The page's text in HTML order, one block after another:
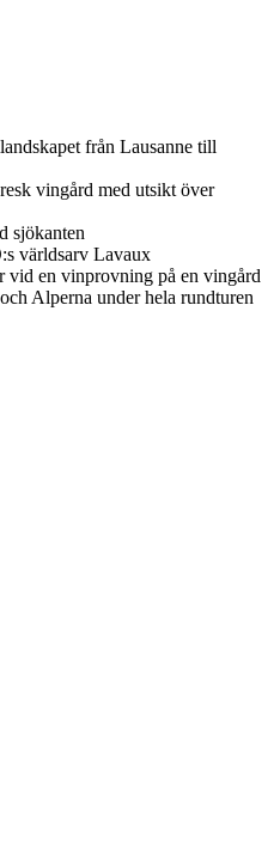
från Lausanne till
vingård med utsikt över
sjökanten
världsarv Lavaux
vid en vinprovning på en vingård
Alperna under hela rundturen